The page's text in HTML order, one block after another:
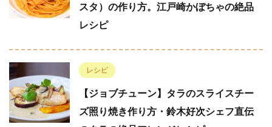
スタ）の作り方。江戸崎かぼちゃの絶品
レシピ
レシピ
【ジョブチューン】タラのスライスチー
ズ照り焼き作り方・鈴木好次シェフ直伝